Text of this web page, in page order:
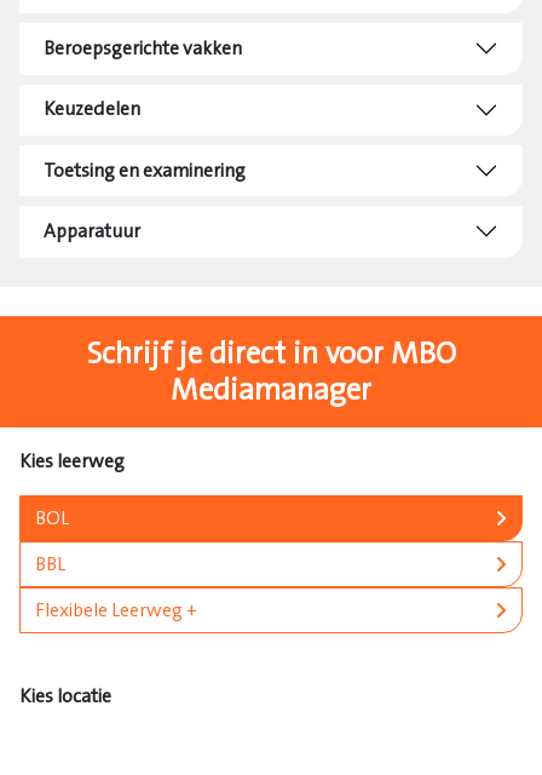
Beroepsgerichte vakken
Keuzedelen
Toetsing en examinering
Apparatuur
Schrijf je direct in voor MBO
Mediamanager
Kies leerweg
BOL
BBL
Flexibele Leerweg +
Kies locatie